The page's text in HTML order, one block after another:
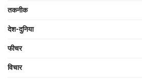
तकनीक
देश-दुनिया
फीचर
विचार